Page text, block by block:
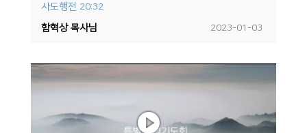
사도행전 20:32
2023-01-03
함혁상 목사님